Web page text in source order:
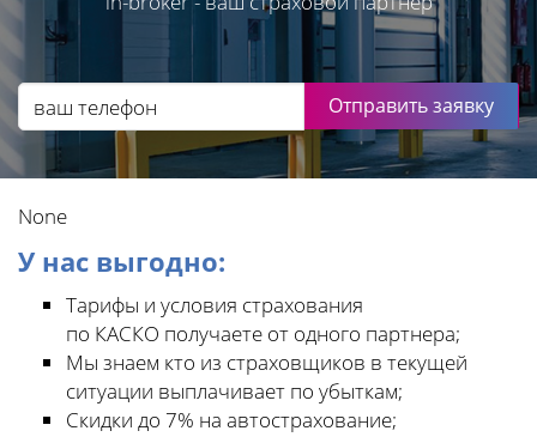
Отправить заявку
None
У нас выгодно:
Тарифы и условия страхования
по КАСКО получаете от одного партнера;
Мы знаем кто из страховщиков в текущей
ситуации выплачивает по убыткам;
Скидки до 7% на автострахование;